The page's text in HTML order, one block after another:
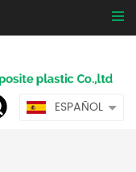
ESPAÑOL